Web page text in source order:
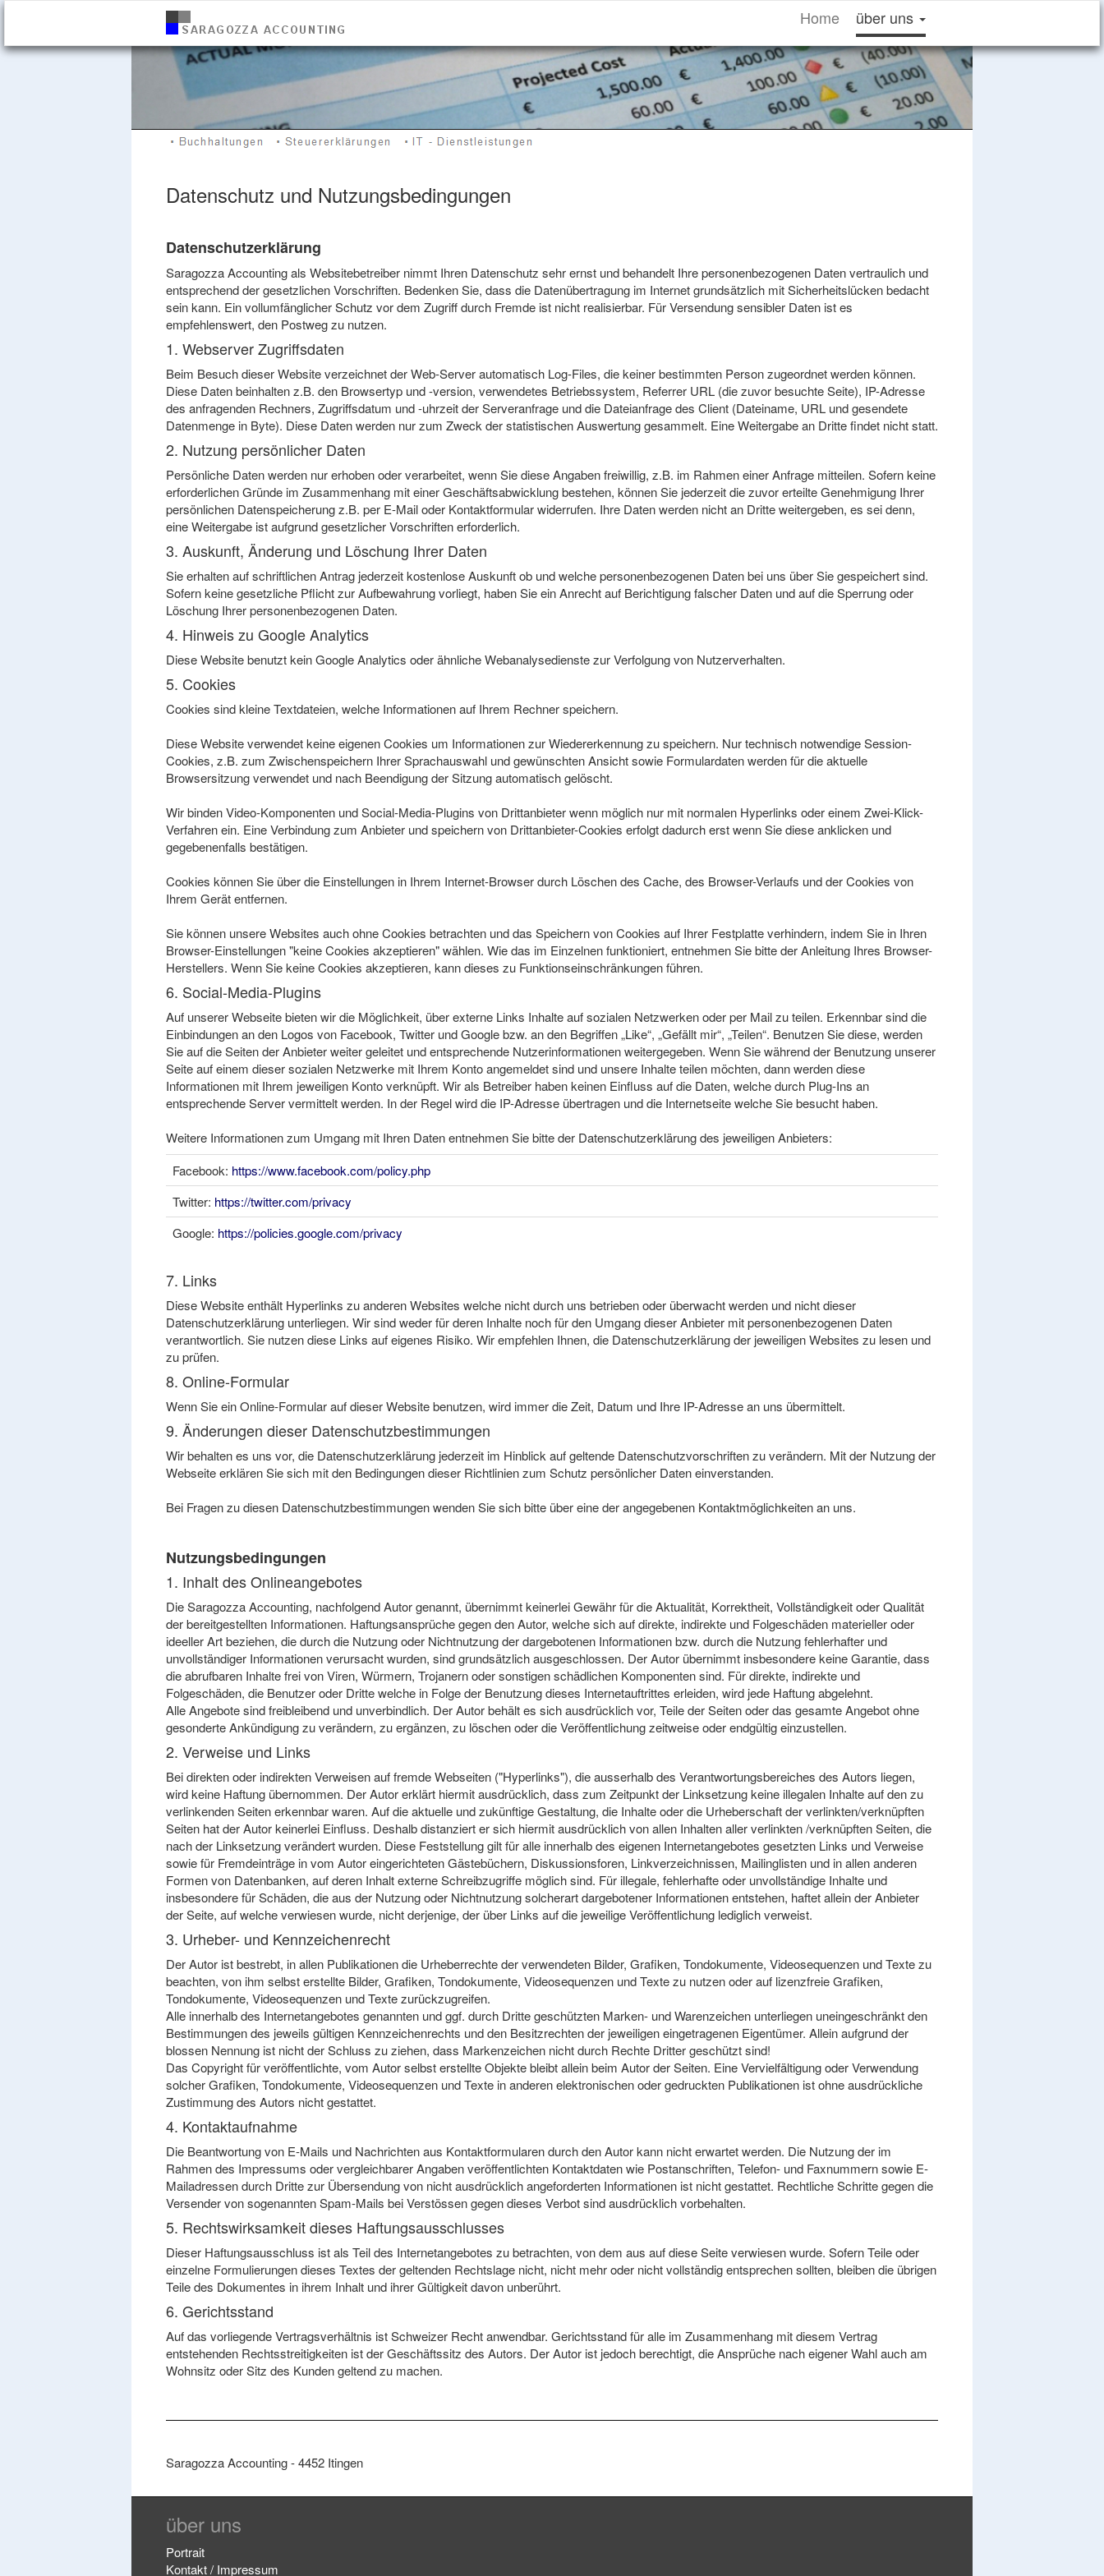
Home über uns
Datenschutz und Nutzungsbedingungen
Datenschutzerklärung
Saragozza Accounting als Websitebetreiber nimmt Ihren Datenschutz sehr ernst und behandelt Ihre personenbezogenen Daten vertraulich und
entsprechend der gesetzlichen Vorschriften. Bedenken Sie, dass die Datenübertragung im Internet grundsätzlich mit Sicherheitslücken bedacht
sein kann. Ein vollumfänglicher Schutz vor dem Zugriff durch Fremde ist nicht realisierbar. Für Versendung sensibler Daten ist es
empfehlenswert, den Postweg zu nutzen.
1. Webserver Zugriffsdaten
Beim Besuch dieser Website verzeichnet der Web-Server automatisch Log-Files, die keiner bestimmten Person zugeordnet werden können.
Diese Daten beinhalten z.B. den Browsertyp und -version, verwendetes Betriebssystem, Referrer URL (die zuvor besuchte Seite), IP-Adresse
des anfragenden Rechners, Zugriffsdatum und -uhrzeit der Serveranfrage und die Dateianfrage des Client (Dateiname, URL und gesendete
Datenmenge in Byte). Diese Daten werden nur zum Zweck der statistischen Auswertung gesammelt. Eine Weitergabe an Dritte findet nicht statt.
2. Nutzung persönlicher Daten
Persönliche Daten werden nur erhoben oder verarbeitet, wenn Sie diese Angaben freiwillig, z.B. im Rahmen einer Anfrage mitteilen. Sofern keine
erforderlichen Gründe im Zusammenhang mit einer Geschäftsabwicklung bestehen, können Sie jederzeit die zuvor erteilte Genehmigung Ihrer
persönlichen Datenspeicherung z.B. per E-Mail oder Kontaktformular widerrufen. Ihre Daten werden nicht an Dritte weitergeben, es sei denn,
eine Weitergabe ist aufgrund gesetzlicher Vorschriften erforderlich.
3. Auskunft, Änderung und Löschung Ihrer Daten
Sie erhalten auf schriftlichen Antrag jederzeit kostenlose Auskunft ob und welche personenbezogenen Daten bei uns über Sie gespeichert sind.
Sofern keine gesetzliche Pflicht zur Aufbewahrung vorliegt, haben Sie ein Anrecht auf Berichtigung falscher Daten und auf die Sperrung oder
Löschung Ihrer personenbezogenen Daten.
4. Hinweis zu Google Analytics
Diese Website benutzt kein Google Analytics oder ähnliche Webanalysedienste zur Verfolgung von Nutzerverhalten.
5. Cookies
Cookies sind kleine Textdateien, welche Informationen auf Ihrem Rechner speichern.
Diese Website verwendet keine eigenen Cookies um Informationen zur Wiedererkennung zu speichern. Nur technisch notwendige Session-
Cookies, z.B. zum Zwischenspeichern Ihrer Sprachauswahl und gewünschten Ansicht sowie Formulardaten werden für die aktuelle
Browsersitzung verwendet und nach Beendigung der Sitzung automatisch gelöscht.
Wir binden Video-Komponenten und Social-Media-Plugins von Drittanbieter wenn möglich nur mit normalen Hyperlinks oder einem Zwei-Klick-
Verfahren ein. Eine Verbindung zum Anbieter und speichern von Drittanbieter-Cookies erfolgt dadurch erst wenn Sie diese anklicken und
gegebenenfalls bestätigen.
Cookies können Sie über die Einstellungen in Ihrem Internet-Browser durch Löschen des Cache, des Browser-Verlaufs und der Cookies von
Ihrem Gerät entfernen.
Sie können unsere Websites auch ohne Cookies betrachten und das Speichern von Cookies auf Ihrer Festplatte verhindern, indem Sie in Ihren
Browser-Einstellungen "keine Cookies akzeptieren" wählen. Wie das im Einzelnen funktioniert, entnehmen Sie bitte der Anleitung Ihres Browser-
Herstellers. Wenn Sie keine Cookies akzeptieren, kann dieses zu Funktionseinschränkungen führen.
6. Social-Media-Plugins
Auf unserer Webseite bieten wir die Möglichkeit, über externe Links Inhalte auf sozialen Netzwerken oder per Mail zu teilen. Erkennbar sind die
Einbindungen an den Logos von Facebook, Twitter und Google bzw. an den Begriffen „Like“, „Gefällt mir“, „Teilen“. Benutzen Sie diese, werden
Sie auf die Seiten der Anbieter weiter geleitet und entsprechende Nutzerinformationen weitergegeben. Wenn Sie während der Benutzung unserer
Seite auf einem dieser sozialen Netzwerke mit Ihrem Konto angemeldet sind und unsere Inhalte teilen möchten, dann werden diese
Informationen mit Ihrem jeweiligen Konto verknüpft. Wir als Betreiber haben keinen Einfluss auf die Daten, welche durch Plug-Ins an
entsprechende Server vermittelt werden. In der Regel wird die IP-Adresse übertragen und die Internetseite welche Sie besucht haben.
Weitere Informationen zum Umgang mit Ihren Daten entnehmen Sie bitte der Datenschutzerklärung des jeweiligen Anbieters:
Facebook: https://www.facebook.com/policy.php
Twitter: https://twitter.com/privacy
Google: https://policies.google.com/privacy
7. Links
Diese Website enthält Hyperlinks zu anderen Websites welche nicht durch uns betrieben oder überwacht werden und nicht dieser
Datenschutzerklärung unterliegen. Wir sind weder für deren Inhalte noch für den Umgang dieser Anbieter mit personenbezogenen Daten
verantwortlich. Sie nutzen diese Links auf eigenes Risiko. Wir empfehlen Ihnen, die Datenschutzerklärung der jeweiligen Websites zu lesen und
zu prüfen.
8. Online-Formular
Wenn Sie ein Online-Formular auf dieser Website benutzen, wird immer die Zeit, Datum und Ihre IP-Adresse an uns übermittelt.
9. Änderungen dieser Datenschutzbestimmungen
Wir behalten es uns vor, die Datenschutzerklärung jederzeit im Hinblick auf geltende Datenschutzvorschriften zu verändern. Mit der Nutzung der
Webseite erklären Sie sich mit den Bedingungen dieser Richtlinien zum Schutz persönlicher Daten einverstanden.
Bei Fragen zu diesen Datenschutzbestimmungen wenden Sie sich bitte über eine der angegebenen Kontaktmöglichkeiten an uns.
Nutzungsbedingungen
1. Inhalt des Onlineangebotes
Die Saragozza Accounting, nachfolgend Autor genannt, übernimmt keinerlei Gewähr für die Aktualität, Korrektheit, Vollständigkeit oder Qualität
der bereitgestellten Informationen. Haftungsansprüche gegen den Autor, welche sich auf direkte, indirekte und Folgeschäden materieller oder
ideeller Art beziehen, die durch die Nutzung oder Nichtnutzung der dargebotenen Informationen bzw. durch die Nutzung fehlerhafter und
unvollständiger Informationen verursacht wurden, sind grundsätzlich ausgeschlossen. Der Autor übernimmt insbesondere keine Garantie, dass
die abrufbaren Inhalte frei von Viren, Würmern, Trojanern oder sonstigen schädlichen Komponenten sind. Für direkte, indirekte und
Folgeschäden, die Benutzer oder Dritte welche in Folge der Benutzung dieses Internetauftrittes erleiden, wird jede Haftung abgelehnt.
Alle Angebote sind freibleibend und unverbindlich. Der Autor behält es sich ausdrücklich vor, Teile der Seiten oder das gesamte Angebot ohne
gesonderte Ankündigung zu verändern, zu ergänzen, zu löschen oder die Veröffentlichung zeitweise oder endgültig einzustellen.
2. Verweise und Links
Bei direkten oder indirekten Verweisen auf fremde Webseiten ("Hyperlinks"), die ausserhalb des Verantwortungsbereiches des Autors liegen,
wird keine Haftung übernommen. Der Autor erklärt hiermit ausdrücklich, dass zum Zeitpunkt der Linksetzung keine illegalen Inhalte auf den zu
verlinkenden Seiten erkennbar waren. Auf die aktuelle und zukünftige Gestaltung, die Inhalte oder die Urheberschaft der verlinkten/verknüpften
Seiten hat der Autor keinerlei Einfluss. Deshalb distanziert er sich hiermit ausdrücklich von allen Inhalten aller verlinkten /verknüpften Seiten, die
nach der Linksetzung verändert wurden. Diese Feststellung gilt für alle innerhalb des eigenen Internetangebotes gesetzten Links und Verweise
sowie für Fremdeinträge in vom Autor eingerichteten Gästebüchern, Diskussionsforen, Linkverzeichnissen, Mailinglisten und in allen anderen
Formen von Datenbanken, auf deren Inhalt externe Schreibzugriffe möglich sind. Für illegale, fehlerhafte oder unvollständige Inhalte und
insbesondere für Schäden, die aus der Nutzung oder Nichtnutzung solcherart dargebotener Informationen entstehen, haftet allein der Anbieter
der Seite, auf welche verwiesen wurde, nicht derjenige, der über Links auf die jeweilige Veröffentlichung lediglich verweist.
3. Urheber- und Kennzeichenrecht
Der Autor ist bestrebt, in allen Publikationen die Urheberrechte der verwendeten Bilder, Grafiken, Tondokumente, Videosequenzen und Texte zu
beachten, von ihm selbst erstellte Bilder, Grafiken, Tondokumente, Videosequenzen und Texte zu nutzen oder auf lizenzfreie Grafiken,
Tondokumente, Videosequenzen und Texte zurückzugreifen.
Alle innerhalb des Internetangebotes genannten und ggf. durch Dritte geschützten Marken- und Warenzeichen unterliegen uneingeschränkt den
Bestimmungen des jeweils gültigen Kennzeichenrechts und den Besitzrechten der jeweiligen eingetragenen Eigentümer. Allein aufgrund der
blossen Nennung ist nicht der Schluss zu ziehen, dass Markenzeichen nicht durch Rechte Dritter geschützt sind!
Das Copyright für veröffentlichte, vom Autor selbst erstellte Objekte bleibt allein beim Autor der Seiten. Eine Vervielfältigung oder Verwendung
solcher Grafiken, Tondokumente, Videosequenzen und Texte in anderen elektronischen oder gedruckten Publikationen ist ohne ausdrückliche
Zustimmung des Autors nicht gestattet.
4. Kontaktaufnahme
Die Beantwortung von E-Mails und Nachrichten aus Kontaktformularen durch den Autor kann nicht erwartet werden. Die Nutzung der im
Rahmen des Impressums oder vergleichbarer Angaben veröffentlichten Kontaktdaten wie Postanschriften, Telefon- und Faxnummern sowie E-
Mailadressen durch Dritte zur Übersendung von nicht ausdrücklich angeforderten Informationen ist nicht gestattet. Rechtliche Schritte gegen die
Versender von sogenannten Spam-Mails bei Verstössen gegen dieses Verbot sind ausdrücklich vorbehalten.
5. Rechtswirksamkeit dieses Haftungsausschlusses
Dieser Haftungsausschluss ist als Teil des Internetangebotes zu betrachten, von dem aus auf diese Seite verwiesen wurde. Sofern Teile oder
einzelne Formulierungen dieses Textes der geltenden Rechtslage nicht, nicht mehr oder nicht vollständig entsprechen sollten, bleiben die übrigen
Teile des Dokumentes in ihrem Inhalt und ihrer Gültigkeit davon unberührt.
6. Gerichtsstand
Auf das vorliegende Vertragsverhältnis ist Schweizer Recht anwendbar. Gerichtsstand für alle im Zusammenhang mit diesem Vertrag
entstehenden Rechtsstreitigkeiten ist der Geschäftssitz des Autors. Der Autor ist jedoch berechtigt, die Ansprüche nach eigener Wahl auch am
Wohnsitz oder Sitz des Kunden geltend zu machen.
Saragozza Accounting - 4452 Itingen
über uns
Portrait
Kontakt / Impressum